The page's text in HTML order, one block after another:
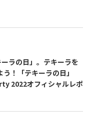
ラの日」。テキーラを
！「テキーラの日」
2022オフィシャルレポ